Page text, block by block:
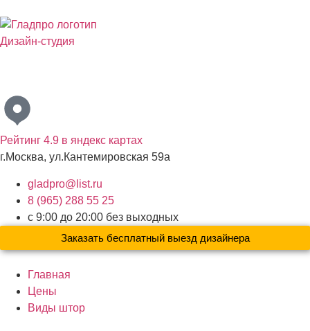
Дизайн-студия
Рейтинг 4.9 в яндекс картах
г.Москва, ул.Кантемировская 59а
gladpro@list.ru
8 (965) 288 55 25
с 9:00 до 20:00 без выходных
Заказать бесплатный выезд дизайнера
Главная
Цены
Виды штор